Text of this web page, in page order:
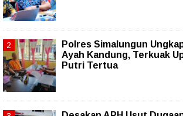
Polres Simalungun
Ayah Kandung, Terkuak
Putri Tertua